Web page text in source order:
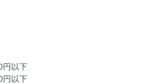
円以下
円以下